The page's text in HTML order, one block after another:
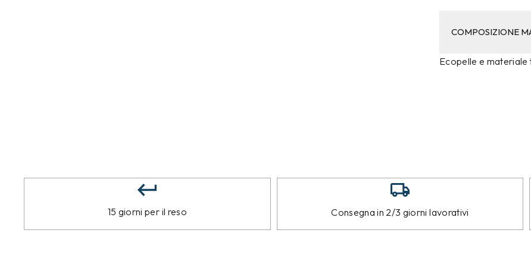
COMPOSIZIONE
Ecopelle e materiale
15 giorni per il reso Consegna in 2/3 giorni lavorativi